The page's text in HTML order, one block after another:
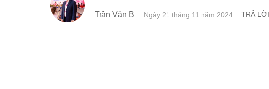
Trần Văn B Ngày 21 tháng 11 năm 2024 TRẢ LỜI